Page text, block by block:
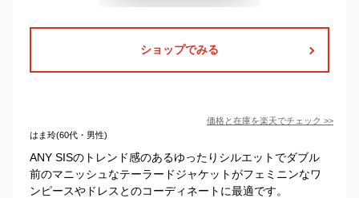
ショップでみる
価格と在庫を楽天でチェック >>
はま玲(60代・男性)
ANY SISのトレンド感のあるゆったりシルエットでダブル
前のマニッシュなテーラードジャケットがフェミニンなワ
ンピースやドレスとのコーディネートに最適です。